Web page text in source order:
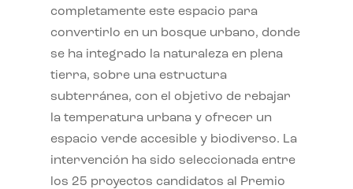
completamente este espacio para
convertirlo en un bosque urbano, donde
se ha integrado la naturaleza en plena
tierra, sobre una estructura
subterránea, con el objetivo de rebajar
la temperatura urbana y ofrecer un
espacio verde accesible y biodiverso. La
intervención ha sido seleccionada entre
los 25 proyectos candidatos al Premio